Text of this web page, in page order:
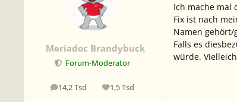
Meriadoc Brandybuck
Forum-Moderator
14,2 Tsd
Beiträge 1,5 Tsd
Reputation
Ich mache mal
Fix ist nach
Namen gehört/
Falls es
würde.